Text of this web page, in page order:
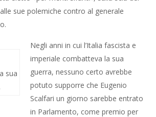
sue polemiche contro al generale
sua
Negli anni in cui l’Italia fascista e
imperiale combatteva la sua
guerra, nessuno certo avrebbe
potuto supporre che Eugenio
Scalfari un giorno sarebbe entrato
in Parlamento, come premio per